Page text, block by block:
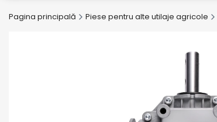
Pagina principală Piese pentru alte utilaje agricole